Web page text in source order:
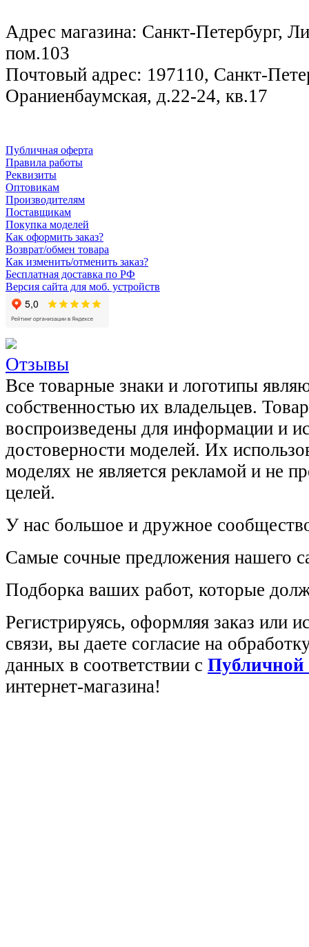
Адрес магазина: Санкт-Петербург,
пом.103
Почтовый адрес: 197110, Санкт-
Ораниенбаумская, д.22-24, кв.17
Публичная оферта
Правила работы
Реквизиты
Оптовикам
Производителям
Поставщикам
Покупка моделей
Как оформить заказ?
Возврат/обмен товара
Как изменить/отменить заказ?
Бесплатная доставка по РФ
Версия сайта для моб. устройств
Отзывы
Все товарные знаки и логотипы
собственностью их владельцев.
воспроизведены для информации и
достоверности моделей. Их
моделях не является рекламой и не
целей.
У нас большое и дружное
Самые сочные предложения нашего
Подборка ваших работ, которые
Регистрируясь, оформляя заказ или
связи, вы даете согласие на
данных в соответствии с Публичной
интернет-магазина!